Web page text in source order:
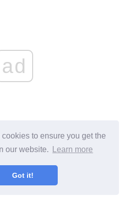
to ensure you get the
our website.
Learn more
Got it!
ad